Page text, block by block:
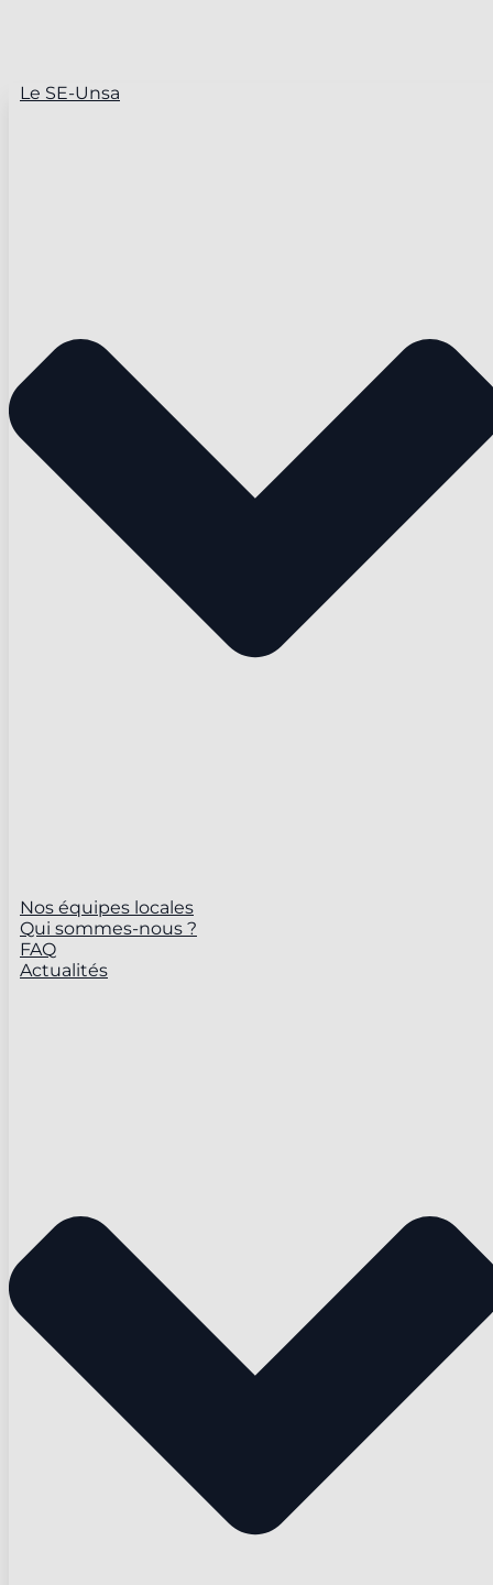
Le SE-Unsa
Nos équipes locales
Qui sommes-nous ?
FAQ
Actualités